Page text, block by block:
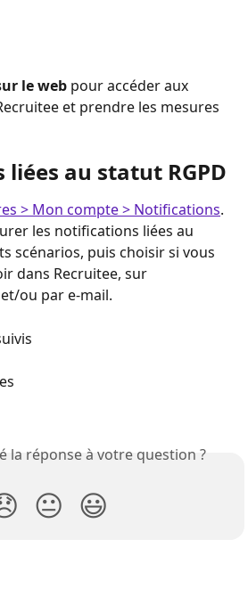
le web pour accéder aux
et prendre les mesures
au statut RGPD
> Mon compte > Notifications.
les notifications liées au
scénarios, puis choisir si vous
dans Recruitee, sur
ou par e-mail.
la réponse à votre question ?
😐 😃